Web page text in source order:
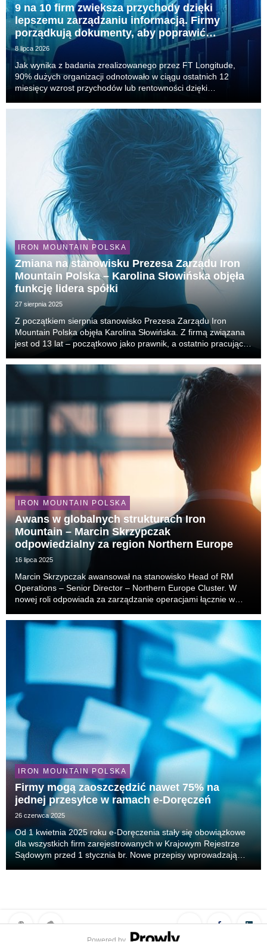
9 na 10 firm zwiększa przychody dzięki
lepszemu zarządzaniu informacją. Firmy
porządkują dokumenty, aby poprawić
efektywność operacyjną
8 lipca 2026
Jak wynika z badania zrealizowanego przez FT Longitude,
90% dużych organizacji odnotowało w ciągu ostatnich 12
miesięcy wzrost przychodów lub rentowności dzięki
przedsiębiorstwa tracą średnio blisko 390 tys. dolarów roc...
IRON MOUNTAIN POLSKA
Zmiana na stanowisku Prezesa Zarządu Iron
Mountain Polska – Karolina Słowińska objęła
funkcję lidera spółki
27 sierpnia 2025
Z początkiem sierpnia stanowisko Prezesa Zarządu Iron
Mountain Polska objęła Karolina Słowińska. Z firmą związana
jest od 13 lat – początkowo jako prawnik, a ostatnio pracując w
DBU (Digital Business Unit). Jej ...
IRON MOUNTAIN POLSKA
Awans w globalnych strukturach Iron
Mountain – Marcin Skrzypczak
odpowiedzialny za region Northern Europe
16 lipca 2025
Marcin Skrzypczak awansował na stanowisko Head of RM
Operations – Senior Director – Northern Europe Cluster. W
nowej roli odpowiada za zarządzanie operacjami łącznie w
awans eksperta Iron Mountain z Polski i d...
IRON MOUNTAIN POLSKA
Firmy mogą zaoszczędzić nawet 75% na
jednej przesyłce w ramach e-Doręczeń
26 czerwca 2025
Od 1 kwietnia 2025 roku e-Doręczenia stały się obowiązkowe
dla wszystkich firm zarejestrowanych w Krajowym Rejestrze
Sądowym przed 1 stycznia br. Nowe przepisy wprowadzają
Powered by